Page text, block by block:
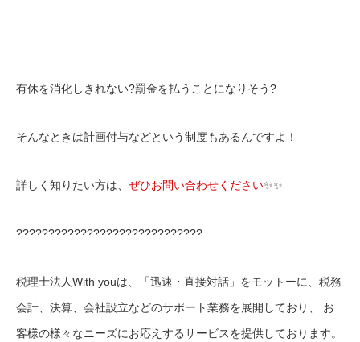
有休を消化しきれない?罰金を払うことになりそう?
そんなときは計画付与などという制度もあるんですよ！
詳しく知りたい方は、 ぜひお問い合わせください✨✨
?????????????????????????????
税理士法人With youは、「迅速・直接対話」をモットーに、税務
会計、決算、会社設立などのサポート業務を展開しており、 お
客様の様々なニーズにお応えするサービスを提供しております。